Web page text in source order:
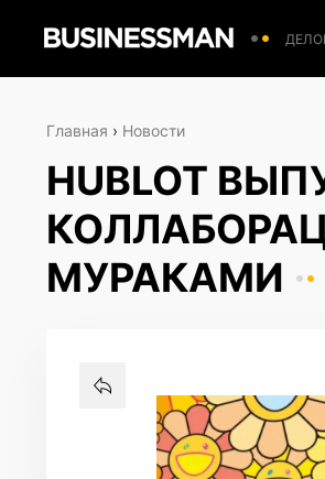
Главная › Новости
HUBLOT
МУРАКАМИ